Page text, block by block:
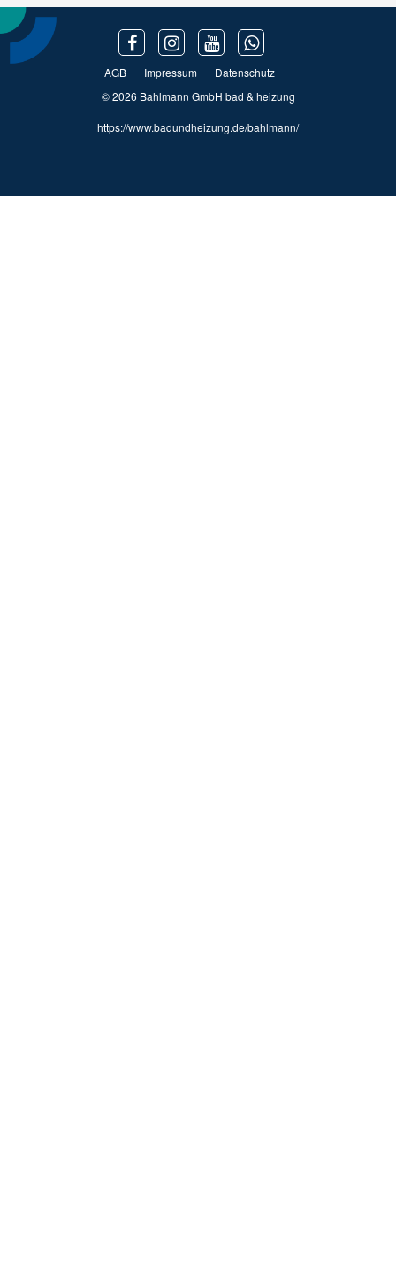
AGB Impressum
Datenschutz
© 2026 Bahlmann GmbH bad & heizung
https://www.badundheizung.de/bahlmann/